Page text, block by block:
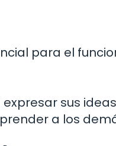
para el
sus
a los